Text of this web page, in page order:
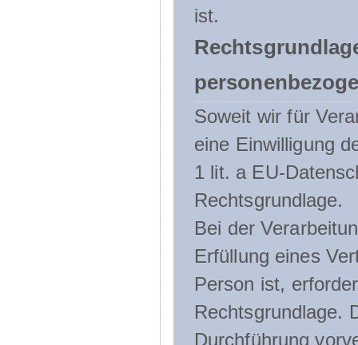
ist.
Soweit wir für
eine Einwilligung
1 lit. a EU-
Rechtsgrundlage.
Bei der
Erfüllung eines
Person ist,
Rechtsgrundlage.
Durchführung